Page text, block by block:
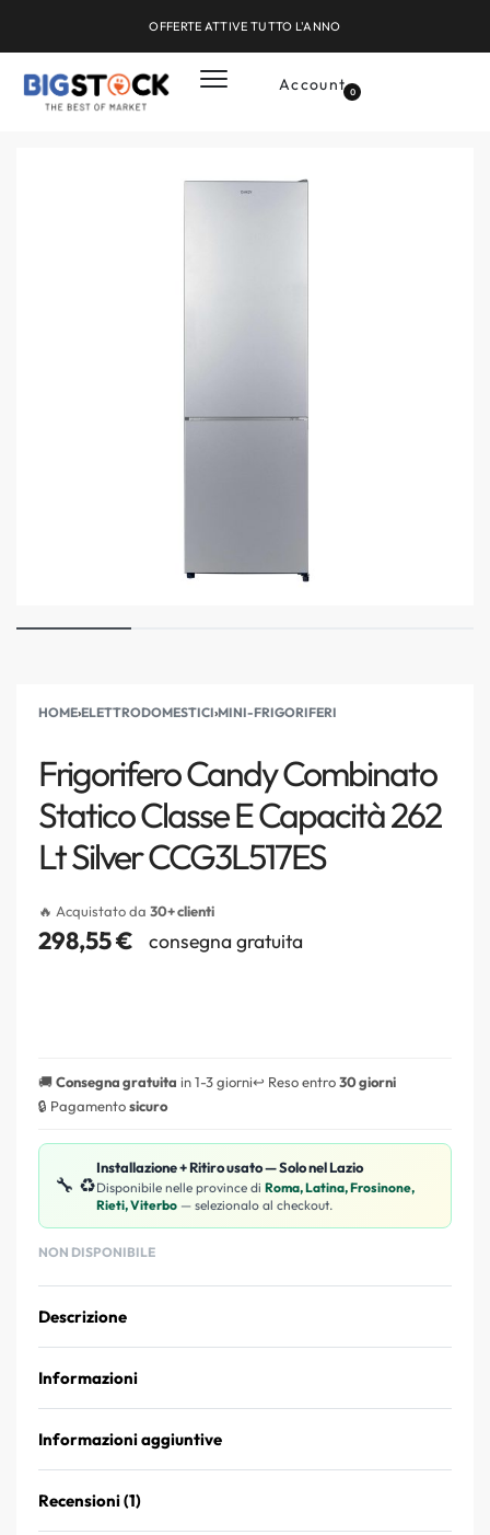
OFFERTE ATTIVE TUTTO L'ANNO
Account 0
HOME›ELETTRODOMESTICI›MINI-FRIGORIFERI
Frigorifero Candy Combinato
Statico Classe E Capacità 262
Lt Silver CCG3L517ES
🔥 Acquistato da 30+ clienti
298,55€ consegna gratuita
🚚Consegna gratuita in 1-3 giorni↩️ Reso entro30 giorni
🔒 Pagamentosicuro
🔧 ♻️
Installazione + Ritiro usato — Solo nel Lazio
Disponibile nelle province di Roma, Latina, Frosinone,
Rieti, Viterbo — selezionalo al checkout.
NON DISPONIBILE
Descrizione
Informazioni
Informazioni aggiuntive
Recensioni (1)